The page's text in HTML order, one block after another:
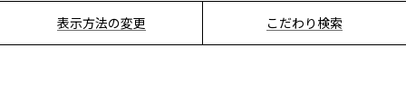
表示方法の変更 こだわり検索